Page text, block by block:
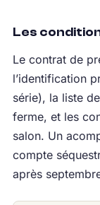
Les
Le contrat de
l’identification
série), la liste
ferme, et les
salon. Un
compte
après